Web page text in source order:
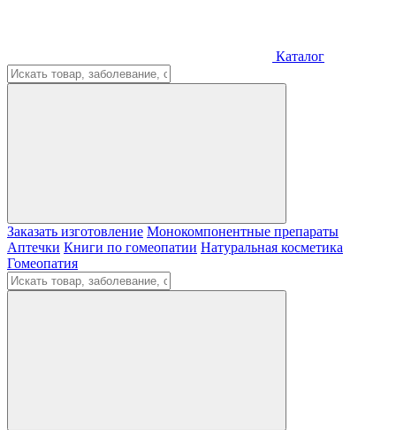
Каталог
Заказать изготовление Монокомпонентные препараты
Аптечки Книги по гомеопатии Натуральная косметика
Гомеопатия